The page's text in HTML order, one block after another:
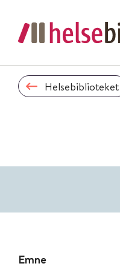
Helsebiblioteket
Emne